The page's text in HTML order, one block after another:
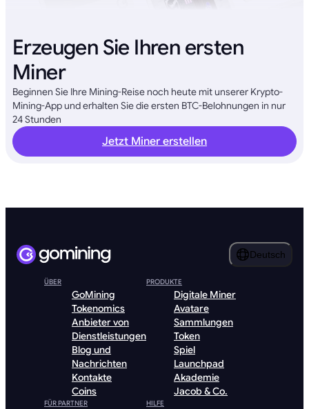
Erzeugen Sie Ihren ersten
Miner
Beginnen Sie Ihre Mining-Reise noch heute mit unserer Krypto-
Mining-App und erhalten Sie die ersten BTC-Belohnungen in nur
24 Stunden
Jetzt Miner erstellen
Deutsch
ÜBER
GoMining
Tokenomics
Anbieter von
Dienstleistungen
Blog und
Nachrichten
Kontakte
Coins
PRODUKTE
Digitale Miner
Avatare
Sammlungen
Token
Spiel
Launchpad
Akademie
Jacob & Co.
FÜR PARTNER HILFE